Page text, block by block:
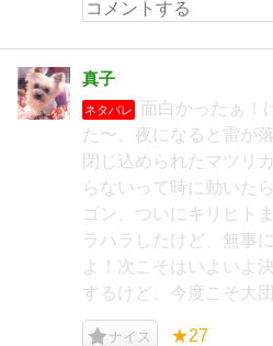
真子
ネタバレ
面白かったぁ！
た〜。夜になると雷が
閉じ込められたマツリ
らないって時に動いた
ゴン、ついにキリヒト
ラハラしたけど、無事
よ！次こそはいよいよ
するけど、今度こそ大
ナイス ★27